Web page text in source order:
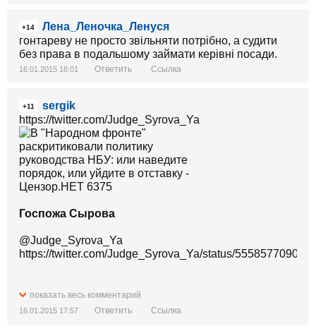
+14
Лена_Леночка_Ленуся
гонтареву не просто звільняти потрібно, а судити
без права в подальшому займати керівні посади.
16.01.2015 18:01 Ответить Ссылка
+11
sergik
https://twitter.com/Judge_Syrova_Ya
Госпожа Сырова
@Judge_Syrova_Ya
https://twitter.com/Judge_Syrova_Ya/status/
Стабилизационный фонд Норвегии - 870
миллиардов долларов.
показать весь комментарий
16.01.2015 17:57 Ответить Ссылка